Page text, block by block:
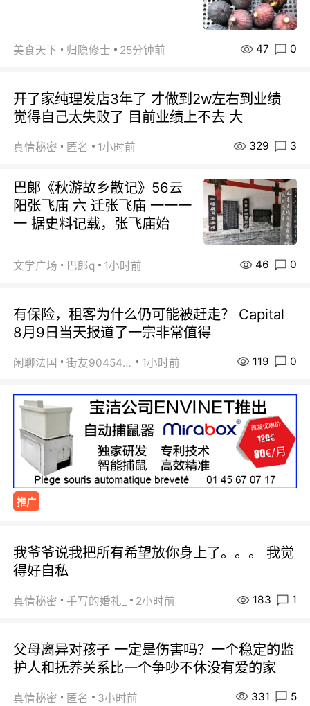
美食天下 归隐修士 25分钟前 47 0
开了家纯理发店3年了 才做到2w左右到业绩
觉得自己太失败了 目前业绩上不去 大
真情秘密 匿名 1小时前 329 3
巴郞《秋游故乡散记》56云
阳张飞庙 六 迁张飞庙 一一一
一 据史料记载，张飞庙始
文学广场 巴郞q 1小时前 46 0
有保险，租客为什么仍可能被赶走？ Capital
8月9日当天报道了一宗非常值得
闲聊法国 街友90454511 1小时前 119 0
推广
我爷爷说我把所有希望放你身上了。。。 我觉
得好自私
真情秘密 手写的婚礼_ 2小时前 183 1
父母离异对孩子 一定是伤害吗？一个稳定的监
护人和抚养关系比一个争吵不休没有爱的家
真情秘密 匿名 3小时前 331 5